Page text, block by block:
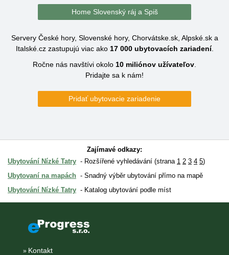
Home Slovenský ráj a Spiš
Servery České hory, Slovenské hory, Chorvátske.sk, Alpské.sk a
Italské.cz zastupujú viac ako 17 000ubytovacích zariadení.
Ročne nás navštívi okolo 10 miliónov užívateľov
Pridajte sa k nám!
Pridať ubytovacie zariadenie
Zajímavé odkazy:
Ubytování Nízké Tatry
Rozšířené vyhledávání (strana 1 2 3 4 5)
Ubytovaní na mapách
Snadný výběr ubytování přímo na mapě
Ubytování Nízké Tatry
Katalog ubytování podle míst
Kontakt